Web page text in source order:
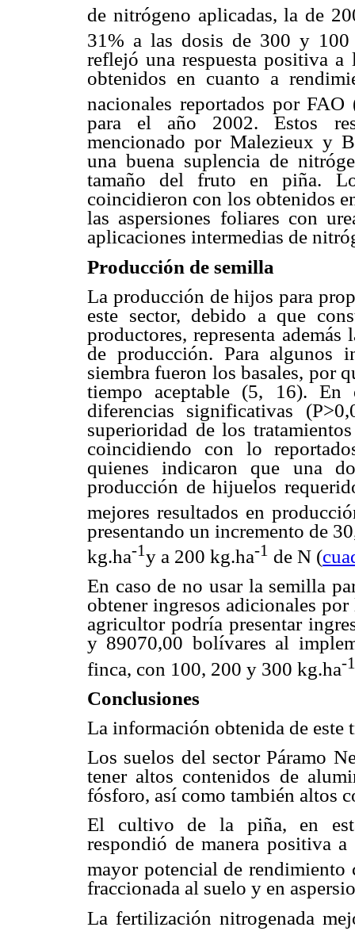
de nitrógeno aplicadas, la de
31% a las dosis de 300 y 100
reflejó una respuesta positiva
obtenidos en cuanto a
nacionales reportados por
para el año 2002. Estos
mencionado por Malezieux y
una buena suplencia de
tamaño del fruto en piña.
coincidieron con los obtenidos
las aspersiones foliares con
aplicaciones intermedias de
Producción de semilla
La producción de hijos para
este sector, debido a que
productores, representa
de producción. Para algunos
siembra fueron los basales, por
tiempo aceptable (5, 16). En
diferencias significativas
superioridad de los
coincidiendo con lo
quienes indicaron que una
producción de hijuelos
mejores resultados en
presentando un incremento de
kg.ha-1y a 200 kg.ha-1 de N (
En caso de no usar la semilla
obtener ingresos adicionales
agricultor podría presentar
y 89070,00 bolívares al
finca, con 100, 200 y 300 kg.ha-1
Conclusiones
La información obtenida de
Los suelos del sector Páramo
tener altos contenidos de
fósforo, así como también altos
El cultivo de la piña, en
respondió de manera positiva
mayor potencial de rendimiento
fraccionada al suelo y en
La fertilización nitrogenada